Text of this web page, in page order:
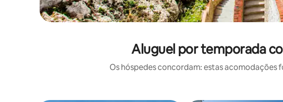
Aluguel por temporada
Os hóspedes concordam: estas